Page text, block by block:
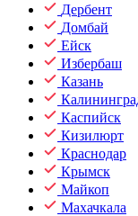
Дербент
Домбай
Ейск
Избербаш
Казань
Каспийск
Кизилюрт
Краснодар
Крымск
Майкоп
Махачкала